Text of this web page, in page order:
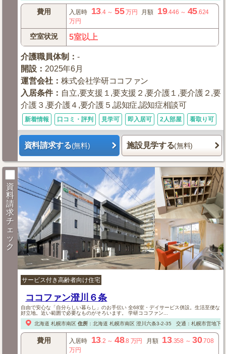
費用 入居時 13.4～ 55万円 月額 19.446 ～ 45.624
万円
空室状況 5室以上
介護職員体制 ：-
開設 ： 2025年6月
運営会社 ：株式会社学研ココファン
入居条件： 自立,要支援１,要支援２,要介護１,要介護２,要
介護３,要介護４,要介護５,認知症,認知症相談可
新着情報 口コミ・評判 見学可 即入居可 2人部屋 看取り可
資料請求する(無料) 施設見学する(無料)
資
料
請
求
チ
ェ
ッ
ク
サービス付き高齢者向け住宅
ココファン澄川６条
自由で安心な「自分らしい暮らし」のお手伝い 全68室・デイサービス併設。生活至便な
好立地。近い範囲で必要なものがそろいます。 学研ココファン...
北海道 札幌市南区 住所： 北海道 札幌市南区澄川六条3-2-35 交通：札幌市営地下
費用 入居時 13 .2 ～ 48.8 万円 月額 13.358 ～30.708
万円